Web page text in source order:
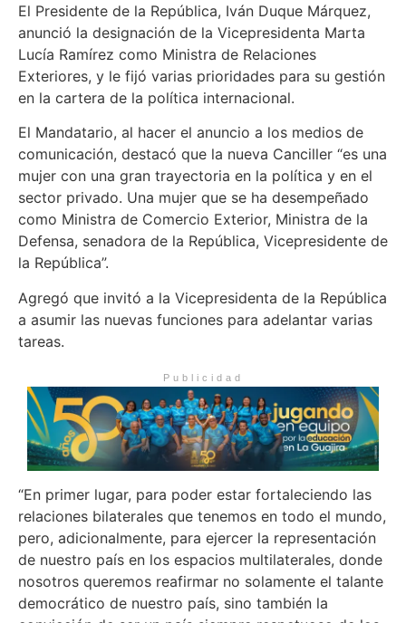
El Presidente de la República, Iván Duque Márquez,
anunció la designación de la Vicepresidenta Marta
Lucía Ramírez como Ministra de Relaciones
Exteriores, y le fijó varias prioridades para su gestión
en la cartera de la política internacional.
El Mandatario, al hacer el anuncio a los medios de
comunicación, destacó que la nueva Canciller “es una
mujer con una gran trayectoria en la política y en el
sector privado. Una mujer que se ha desempeñado
como Ministra de Comercio Exterior, Ministra de la
Defensa, senadora de la República, Vicepresidente de
la República”.
Agregó que invitó a la Vicepresidenta de la República
a asumir las nuevas funciones para adelantar varias
tareas.
Publicidad
“En primer lugar, para poder estar fortaleciendo las
relaciones bilaterales que tenemos en todo el mundo,
pero, adicionalmente, para ejercer la representación
de nuestro país en los espacios multilaterales, donde
nosotros queremos reafirmar no solamente el talante
democrático de nuestro país, sino también la